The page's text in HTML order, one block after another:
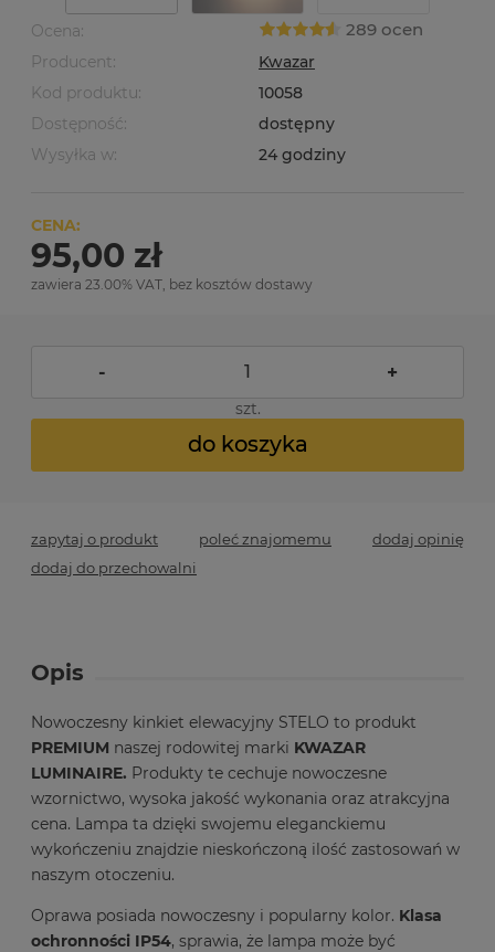
Ocena: 289 ocen
Producent:
Kwazar
Kod produktu:
10058
Dostępność:
dostępny
Wysyłka w:
24 godziny
CENA:
95,00 zł
zawiera 23.00% VAT, bez kosztów dostawy
- +
szt.
do koszyka
zapytaj o produkt poleć znajomemu
dodaj opinię
dodaj do przechowalni
Opis
Nowoczesny kinkiet elewacyjny STELO to produkt
PREMIUM naszej rodowitej marki KWAZAR
LUMINAIRE. Produkty te cechuje nowoczesne
wzornictwo, wysoka jakość wykonania oraz atrakcyjna
cena. Lampa ta dzięki swojemu eleganckiemu
wykończeniu znajdzie nieskończoną ilość zastosowań w
naszym otoczeniu.
Oprawa posiada nowoczesny i popularny kolor. Klasa
ochronności IP54, sprawia, że lampa może być